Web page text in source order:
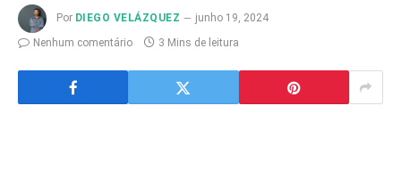
Por DIEGO VELÁZQUEZ
junho 19, 2024
Nenhum comentário
3 Mins de leitura